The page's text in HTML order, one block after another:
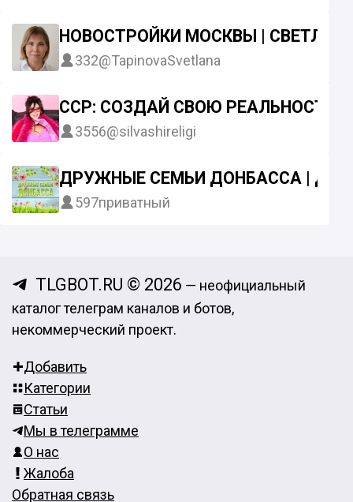
НОВОСТРОЙКИ МОСКВЫ |
332@TapinovaSvetlana
ССР: СОЗДАЙ СВОЮ РЕАЛЬНОСТЬ
3556@silvashireligi
ДРУЖНЫЕ СЕМЬИ ДОНБАССА | ДСД
597приватный
TLGBOT.RU © 2026 — неофициальный
каталог телеграм каналов и ботов,
некоммерческий проект.
Добавить
Категории
Статьи
Мы в телеграмме
О нас
Жалоба
Обратная связь